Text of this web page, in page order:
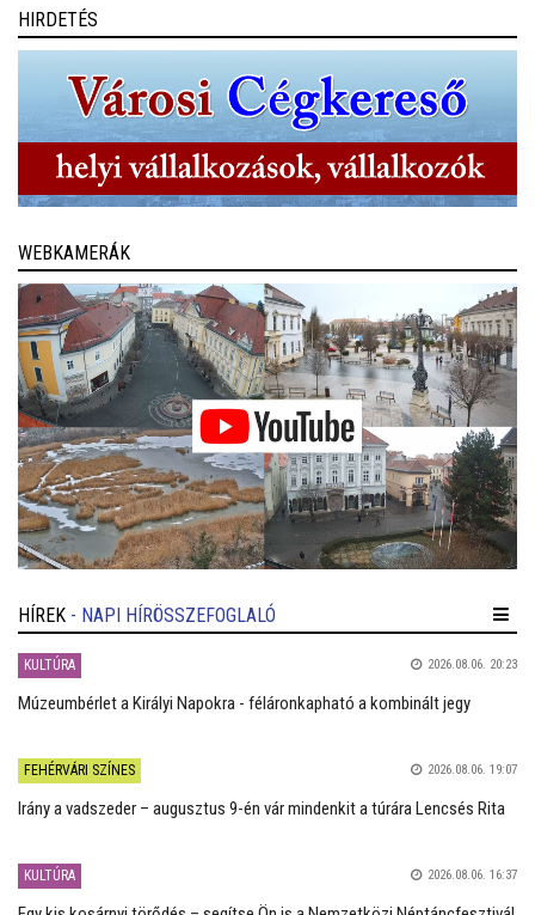
HIRDETÉS
WEBKAMERÁK
HÍREK - NAPI HÍRÖSSZEFOGLALÓ
KULTÚRA 2026.08.06. 20:23
Múzeumbérlet a Királyi Napokra - féláronkapható a kombinált jegy
FEHÉRVÁRI SZÍNES 2026.08.06. 19:07
Irány a vadszeder – augusztus 9-én vár mindenkit a túrára Lencsés Rita
KULTÚRA 2026.08.06. 16:37